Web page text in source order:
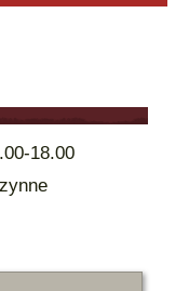
18.00